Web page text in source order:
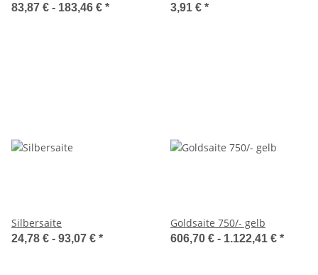
83,87 € - 183,46 € * 3,91 € *
Silbersaite
24,78 € - 93,07 € *
Goldsaite 750/- gelb
606,70 € - 1.122,41 € *